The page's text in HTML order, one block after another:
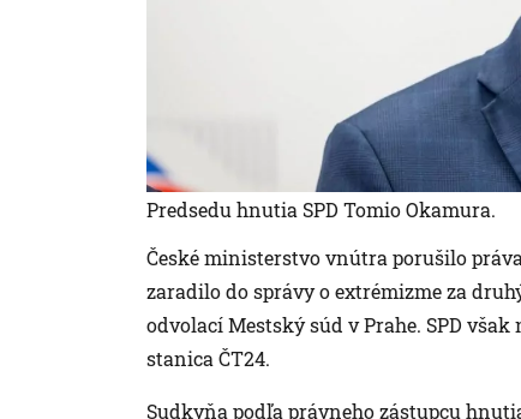
Predsedu hnutia SPD Tomio Okamura.
České ministerstvo vnútra porušilo
zaradilo do správy o extrémizme za
odvolací Mestský súd v Prahe. SPD
stanica ČT24.
Sudkyňa podľa právneho zástupcu